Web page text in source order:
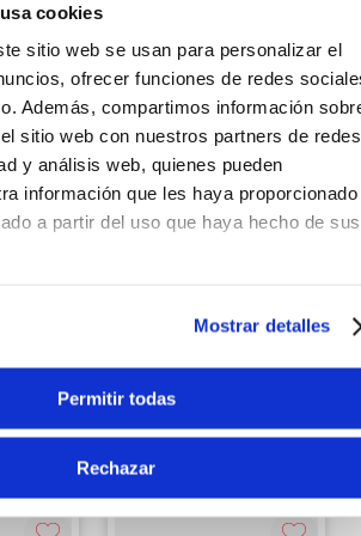
cookies
sitio web se usan para personalizar el
ofrecer funciones de redes
Además, compartimos información
sitio web con nuestros partners de redes
y análisis web, quienes pueden
información que les haya proporcionado
a partir del uso que haya hecho de sus
Mostrar detalles
Permitir todas
Rechazar
Electroacústica GC6CE
Color Negro
S/ 2059
Sin Stock Online